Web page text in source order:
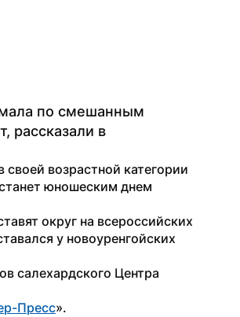
по смешанным
рассказали в
юношеским днем
округ на всероссийских
у новоуренгойских
салехардского Центра
Пресс».